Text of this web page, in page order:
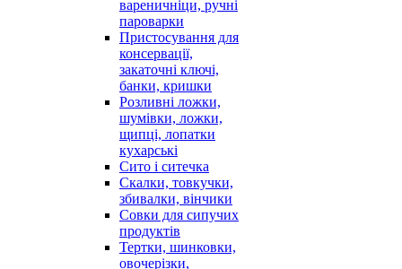
вареничніци, ручні
пароварки
Пристосування для
консервації,
закаточні ключі,
банки, кришки
Розливні ложки,
шумівки, ложки,
щипці, лопатки
кухарські
Сито і ситечка
Скалки, товкучки,
збивалки, вінчики
Совки для сипучих
продуктів
Тертки, шинковки,
овочерізки,